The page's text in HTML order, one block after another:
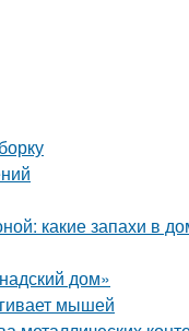
какие запахи в
дом»
мышей